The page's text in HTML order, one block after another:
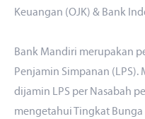
Keuangan (OJK) & Bank
Bank Mandiri merupakan
Penjamin Simpanan
dijamin LPS per Nasabah
mengetahui Tingkat Bunga